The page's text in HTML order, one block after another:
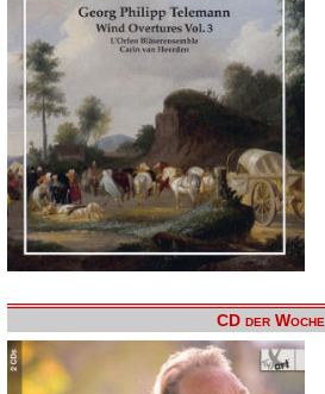
CD der Woche